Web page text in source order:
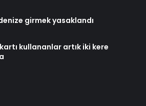
girmek yasaklandı
kullananlar artık iki kere